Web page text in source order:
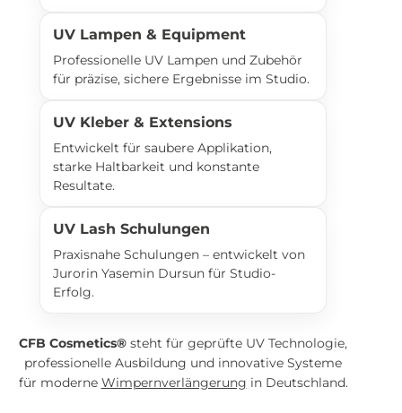
UV Lampen & Equipment
Professionelle UV Lampen und Zubehör
für präzise, sichere Ergebnisse im Studio.
UV Kleber & Extensions
Entwickelt für saubere Applikation,
starke Haltbarkeit und konstante
Resultate.
UV Lash Schulungen
Praxisnahe Schulungen – entwickelt von
Jurorin Yasemin Dursun für Studio-
Erfolg.
CFB Cosmetics® steht für geprüfte UV Technologie,
professionelle Ausbildung und innovative Systeme
für moderne Wimpernverlängerung in Deutschland.